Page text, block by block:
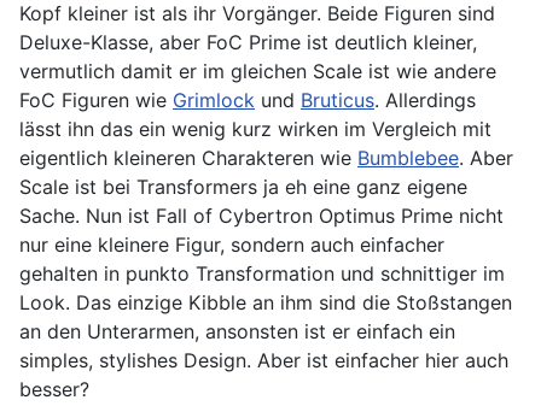
Kopf kleiner ist als ihr Vorgänger. Beide Figuren sind
Deluxe-Klasse, aber FoC Prime ist deutlich kleiner,
vermutlich damit er im gleichen Scale ist wie andere
FoC Figuren wie Grimlock und Bruticus. Allerdings
lässt ihn das ein wenig kurz wirken im Vergleich mit
eigentlich kleineren Charakteren wie Bumblebee. Aber
Scale ist bei Transformers ja eh eine ganz eigene
Sache. Nun ist Fall of Cybertron Optimus Prime nicht
nur eine kleinere Figur, sondern auch einfacher
gehalten in punkto Transformation und schnittiger im
Look. Das einzige Kibble an ihm sind die Stoßstangen
an den Unterarmen, ansonsten ist er einfach ein
simples, stylishes Design. Aber ist einfacher hier auch
besser?